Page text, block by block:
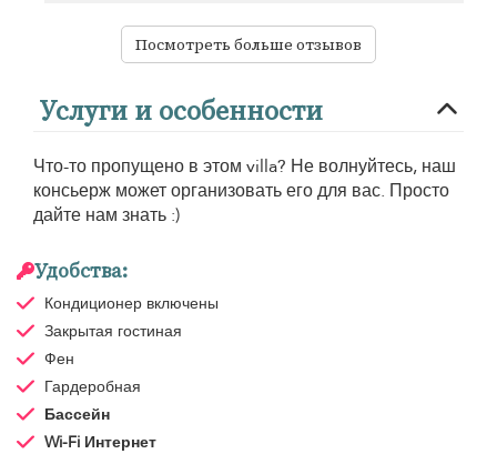
Посмотреть больше отзывов
Услуги и особенности
Что-то пропущено в этом villa? Не волнуйтесь, наш
консьерж может организовать его для вас. Просто
дайте нам знать :)
Удобства:
Кондиционер включены
Закрытая гостиная
Фен
Гардеробная
Бассейн
Wi-Fi Интернет